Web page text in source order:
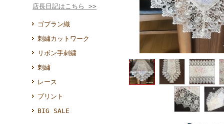
店長日記はこちら >>
ゴブラン織
刺繍カットワーク
リボン手刺繍
刺繍
レース
プリント
BIG SALE